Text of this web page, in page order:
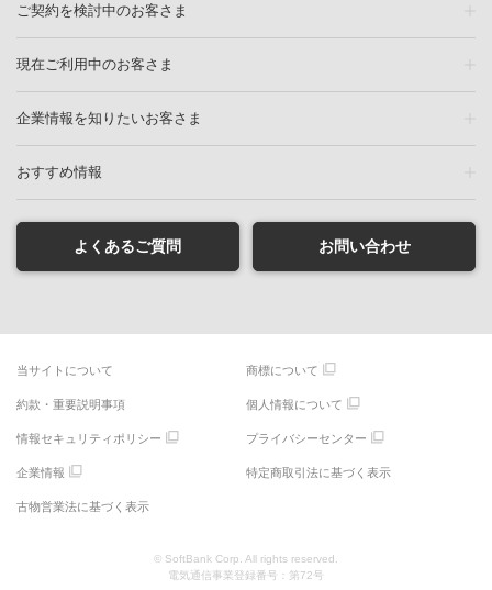
ご契約を検討中のお客さま
現在ご利用中のお客さま
企業情報を知りたいお客さま
おすすめ情報
よくあるご質問 お問い合わせ
当サイトについて 商標について
約款・重要説明事項 個人情報について
情報セキュリティポリシー プライバシーセンター
企業情報 特定商取引法に基づく表示
古物営業法に基づく表示
© SoftBank Corp. All rights reserved.
電気通信事業登録番号：第72号